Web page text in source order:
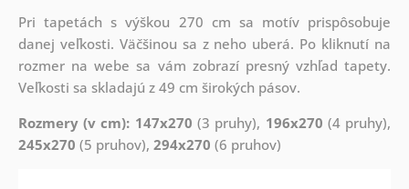
Pri tapetách s výškou 270 cm sa motív prispôsobuje
danej veľkosti. Väčšinou sa z neho uberá. Po kliknutí na
rozmer na webe sa vám zobrazí presný vzhľad tapety.
Veľkosti sa skladajú z 49 cm širokých pásov.
Rozmery (v cm): 147x270 (3 pruhy), 196x270 (4 pruhy),
245x270 (5 pruhov), 294x270 (6 pruhov)